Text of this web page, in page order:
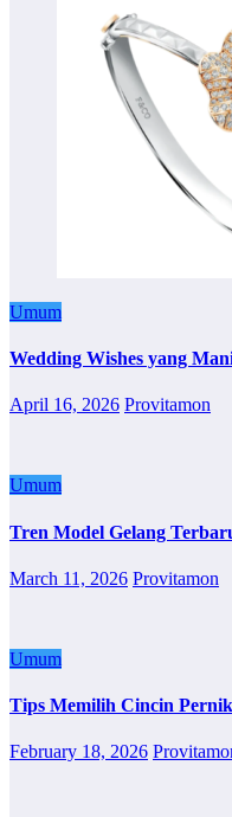
Umum
Wedding Wishes yang
April 16, 2026 Provitamon
Umum
Tren Model Gelang
March 11, 2026 Provitamon
Umum
Tips Memilih Cincin
February 18, 2026